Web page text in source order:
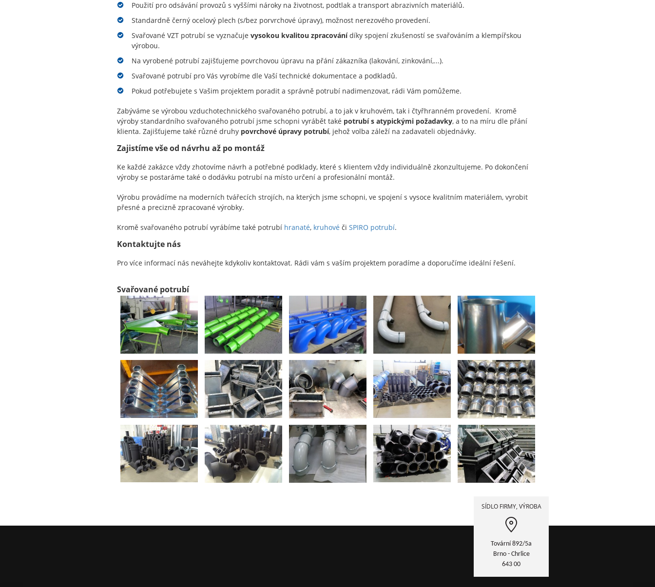
Použití pro odsávání provozů s vyššími nároky na životnost, podtlak a transport abrazivních materiálů.
Standardně černý ocelový plech (s/bez porvrchové úpravy), možnost nerezového provedení.
Svařované VZT potrubí se vyznačuje vysokou kvalitou zpracovánídíky spojení zkušeností se svařováním a klempířskou
výrobou.
Na vyrobené potrubí zajišťujeme povrchovou úpravu na přání zákazníka (lakování, zinkování,...).
Svařované potrubí pro Vás vyrobíme dle Vaší technické dokumentace a podkladů.
Pokud potřebujete s Vašim projektem poradit a správně potrubí nadimenzovat, rádi Vám pomůžeme.
Zabýváme se výrobou vzduchotechnického svařovaného potrubí, a to jak v kruhovém, tak i čtyřhranném provedení. Kromě
výroby standardního svařovaného potrubí jsme schopni vyrábět také potrubí s atypickými požadavky, a to na míru dle přání
klienta. Zajišťujeme také různé druhy povrchové úpravy potrubí, jehož volba záleží na zadavateli objednávky.
Zajistíme vše od návrhu až po montáž
Ke každé zakázce vždy zhotovíme návrh a potřebné podklady, které s klientem vždy individuálně zkonzultujeme. Po dokončení
výroby se postaráme také o dodávku potrubí na místo určení a profesionální montáž.
Výrobu provádíme na moderních tvářecích strojích, na kterých jsme schopni, ve spojení s vysoce kvalitním materiálem, vyrobit
přesné a precizně zpracované výrobky.
Kromě svařovaného potrubí vyrábíme také potrubí hranaté, kruhové či SPIRO potrubí.
Kontaktujte nás
Pro více informací nás neváhejte kdykoliv kontaktovat. Rádi vám s vaším projektem poradíme a doporučíme ideální řešení.
Svařované potrubí
SÍDLO FIRMY, VÝROBA
Tovární 892/5a
Brno - Chrlice
643 00